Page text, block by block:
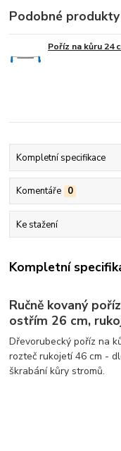
Podobné produkty
Poříz na kůru 24
Kompletní specifikace
Komentáře 0
Ke stažení
Kompletní
Ručně kovaný
ostřím 26 cm,
Dřevorubecký poříz na
rozteč rukojetí 46 cm -
škrabání kůry stromů.